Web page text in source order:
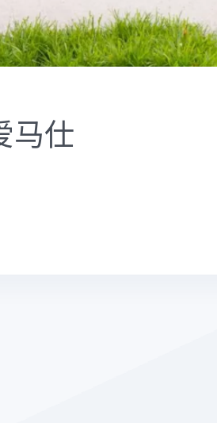
马仕